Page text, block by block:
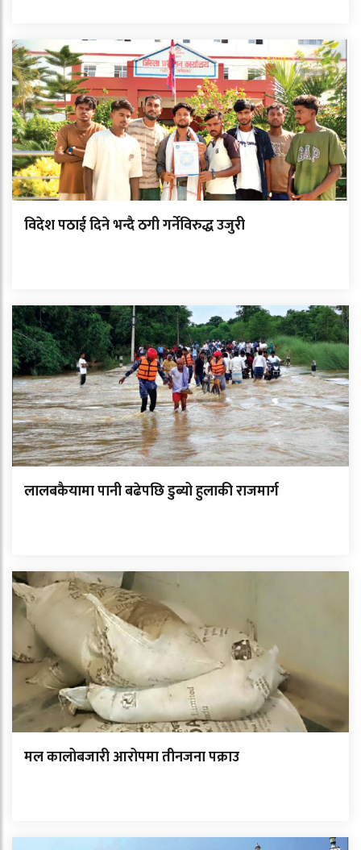
विदेश पठाई दिने भन्दै ठगी गर्नेविरुद्ध उजुरी
लालबकैयामा पानी बढेपछि डुब्यो हुलाकी राजमार्ग
मल कालोबजारी आरोपमा तीनजना पक्राउ